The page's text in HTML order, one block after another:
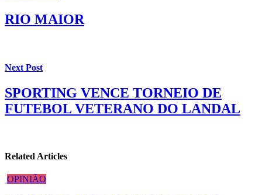
RIO MAIOR
Next Post
SPORTING VENCE TORNEIO DE
FUTEBOL VETERANO DO LANDAL
Related Articles
OPINIÃO